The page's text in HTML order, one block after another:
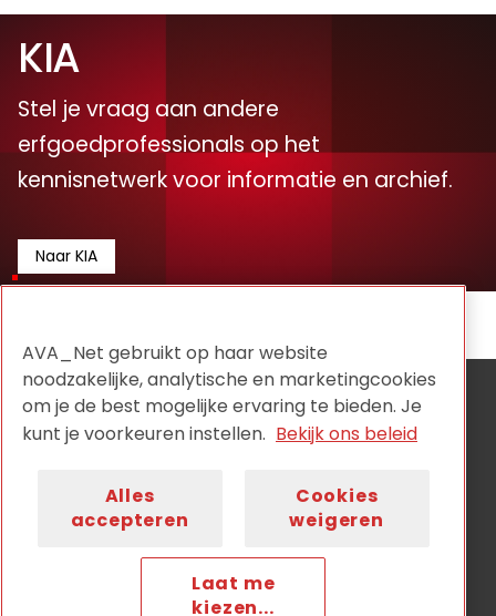
KIA
Stel je vraag aan andere
erfgoedprofessionals op het
kennisnetwerk voor informatie en archief.
Naar KIA
AVA_NET is de onafhankelijke netwerkorganisatie voor
audiovisuele collectiehouders en wordt aangestuurd
door:
Disclaimer Cookiebeleid
AVA_Net gebruikt op haar website
noodzakelijke, analytische en marketingcookies
om je de best mogelijke ervaring te bieden. Je
kunt je voorkeuren instellen. Bekijk ons beleid
Alles
accepteren
Cookies
weigeren
Laat me
kiezen...